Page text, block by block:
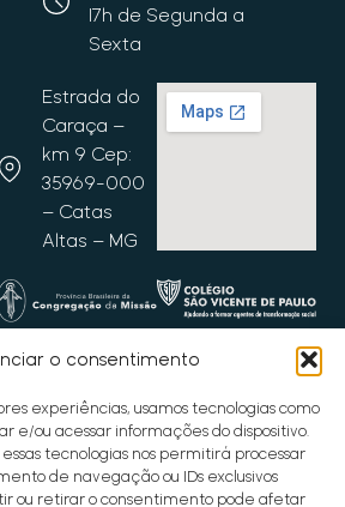
o consentimento
experiências, usamos tecnologias como
e/ou acessar informações do dispositivo.
tecnologias nos permitirá processar
de navegação ou IDs exclusivos
ou retirar o consentimento pode afetar
17h de Segunda a
Sexta
Estrada do
Caraça –
km 9 Cep:
35969-000
– Catas
Altas – MG